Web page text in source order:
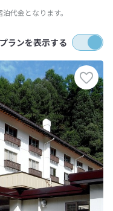
代金となります。
プランを表示する